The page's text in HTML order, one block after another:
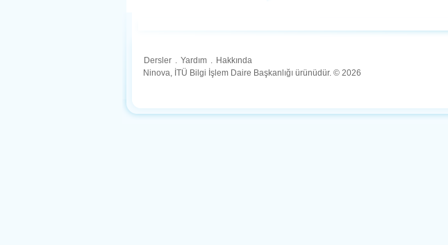
Dersler . Yardım . Hakkında
Ninova, İTÜ Bilgi İşlem Daire Başkanlığı ürünüdür. © 2026